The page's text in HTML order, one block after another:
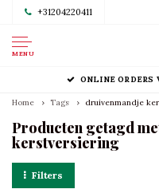
+31204220411
MENU
ONLINE ORDERS
Home Tags druivenmandje
Producten getagd
kerstversiering
Filters